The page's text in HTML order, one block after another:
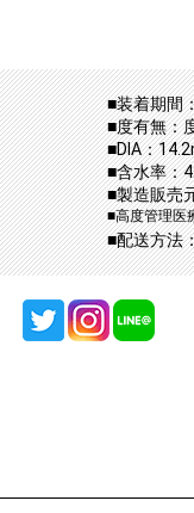
■装着期間
■度有無：
■DIA：
■含水率：
■製造販売
■高度管理医
■配送方法